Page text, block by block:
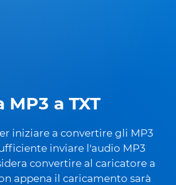
MP3 a TXT
iniziare a convertire gli MP3
inviare l'audio MP3
convertire al caricatore a
appena il caricamento sarà